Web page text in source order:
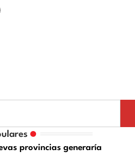
provincias generaría